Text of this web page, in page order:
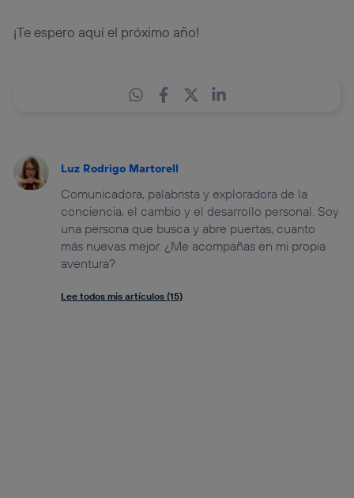
¡Te espero aquí el próximo año!
Luz Rodrigo Martorell
Comunicadora, palabrista y exploradora de la
conciencia, el cambio y el desarrollo personal. Soy
una persona que busca y abre puertas, cuanto
más nuevas mejor. ¿Me acompañas en mi propia
aventura?
Lee todos mis artículos (15)